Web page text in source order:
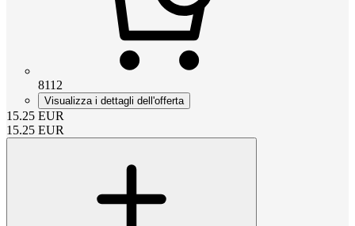
8112
Visualizza i dettagli dell'offerta
15.25 EUR
15.25 EUR